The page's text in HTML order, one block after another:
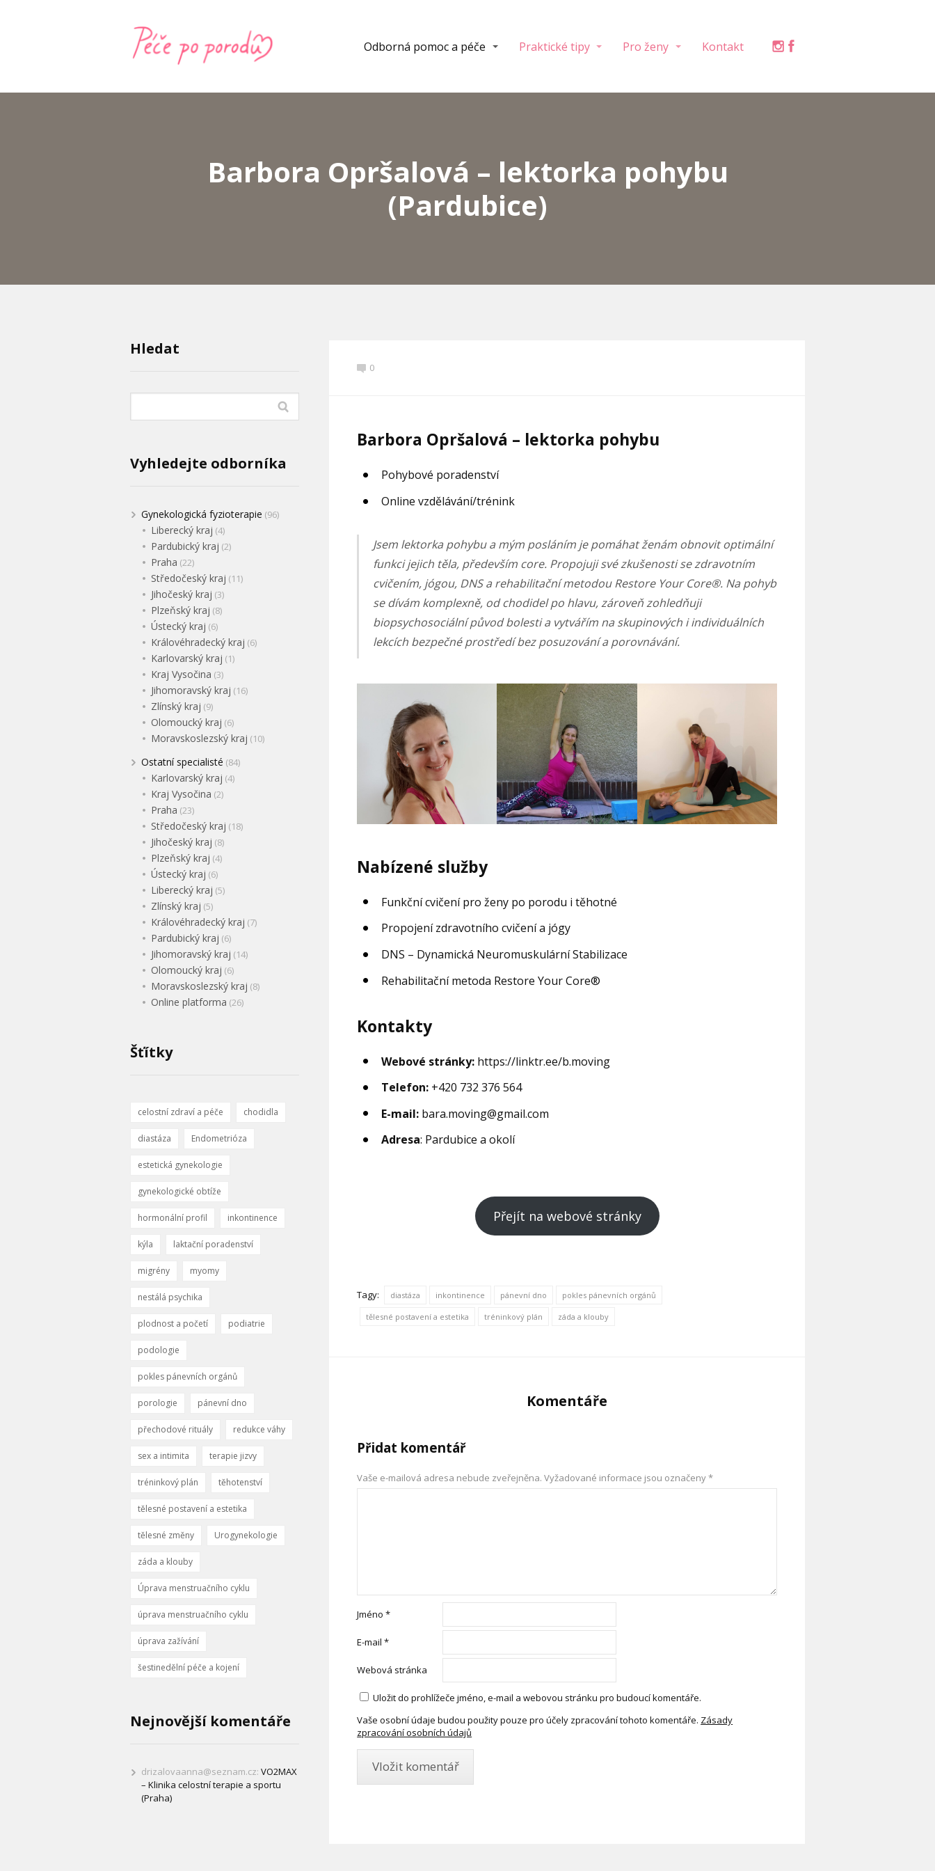
Odborná pomoc a péče Praktické tipy Pro ženy Kontakt
Barbora Opršalová – lektorka pohybu
(Pardubice)
0
Barbora Opršalová – lektorka pohybu
Pohybové poradenství
Online vzdělávání/trénink
Jsem lektorka pohybu a mým posláním je pomáhat ženám obnovit optimální
funkci jejich těla, především core. Propojuji své zkušenosti se zdravotním
cvičením, jógou, DNS a rehabilitační metodou Restore Your Core®. Na pohyb
se dívám komplexně, od chodidel po hlavu, zároveň zohledňuji
biopsychosociální původ bolesti a vytvářím na skupinových i individuálních
lekcích bezpečné prostředí bez posuzování a porovnávání.
Nabízené služby
Funkční cvičení pro ženy po porodu i těhotné
Propojení zdravotního cvičení a jógy
DNS – Dynamická Neuromuskulární Stabilizace
Rehabilitační metoda Restore Your Core®
Kontakty
Webové stránky: https://linktr.ee/b.moving
Telefon: +420 732 376 564
E-mail: bara.moving@gmail.com
Adresa: Pardubice a okolí
Přejít na webové stránky
Tagy: diastáza inkontinence pánevní dno pokles pánevních orgánů
tělesné postavení a estetika tréninkový plán záda a klouby
Komentáře
Přidat komentář
Vaše e-mailová adresa nebude zveřejněna. Vyžadované informace jsou označeny*
Jméno*
E-mail*
Webová stránka
Uložit do prohlížeče jméno, e-mail a webovou stránku pro budoucí komentáře.
Vaše osobní údaje budou použity pouze pro účely zpracování tohoto komentáře. Zásady
zpracování osobních údajů
Hledat
Vyhledejte odborníka
Gynekologická fyzioterapie (96)
Liberecký kraj (4)
Pardubický kraj (2)
Praha (22)
Středočeský kraj (11)
Jihočeský kraj (3)
Plzeňský kraj (8)
Ústecký kraj (6)
Královéhradecký kraj (6)
Karlovarský kraj (1)
Kraj Vysočina (3)
Jihomoravský kraj (16)
Zlínský kraj (9)
Olomoucký kraj (6)
Moravskoslezský kraj (10)
Ostatní specialisté (84)
Karlovarský kraj (4)
Kraj Vysočina (2)
Praha (23)
Středočeský kraj (18)
Jihočeský kraj (8)
Plzeňský kraj (4)
Ústecký kraj (6)
Liberecký kraj (5)
Zlínský kraj (5)
Královéhradecký kraj (7)
Pardubický kraj (6)
Jihomoravský kraj (14)
Olomoucký kraj (6)
Moravskoslezský kraj (8)
Online platforma (26)
Šťítky
celostní zdraví a péče chodidla
diastáza Endometrióza
estetická gynekologie
gynekologické obtíže
hormonální profil inkontinence
kýla laktační poradenství
migrény myomy
nestálá psychika
plodnost a početí podiatrie
podologie
pokles pánevních orgánů
porologie pánevní dno
přechodové rituály redukce váhy
sex a intimita terapie jizvy
tréninkový plán těhotenství
tělesné postavení a estetika
tělesné změny Urogynekologie
záda a klouby
Úprava menstruačního cyklu
úprava menstruačního cyklu
úprava zažívání
šestinedělní péče a kojení
Nejnovější komentáře
drizalovaanna@seznam.cz: VO2MAX
– Klinika celostní terapie a sportu
(Praha)